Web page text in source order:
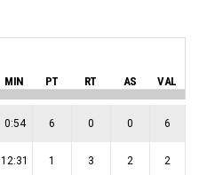
MIN PT RT AS VAL
0:54 6 0 0 6
12:31 1 3 2 2